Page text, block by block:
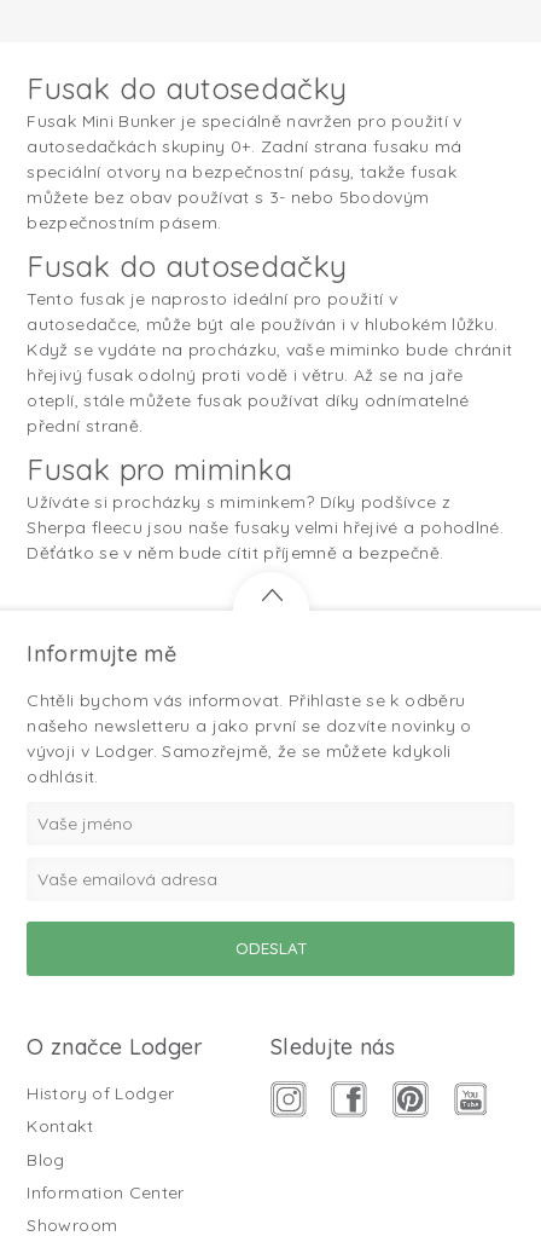
Fusak do autosedačky
Fusak Mini Bunker je speciálně navržen pro použití v
autosedačkách skupiny 0+. Zadní strana fusaku má
speciální otvory na bezpečnostní pásy, takže fusak
můžete bez obav používat s 3- nebo 5bodovým
bezpečnostním pásem.
Fusak do autosedačky
Tento fusak je naprosto ideální pro použití v
autosedačce, může být ale používán i v hlubokém lůžku.
Když se vydáte na procházku, vaše miminko bude chránit
hřejivý fusak odolný proti vodě i větru. Až se na jaře
oteplí, stále můžete fusak používat díky odnímatelné
přední straně.
Fusak pro miminka
Užíváte si procházky s miminkem? Díky podšívce z
Sherpa fleecu jsou naše fusaky velmi hřejivé a pohodlné.
Děťátko se v něm bude cítit příjemně a bezpečně.
Informujte mě
Chtěli bychom vás informovat. Přihlaste se k odběru
našeho newsletteru a jako první se dozvíte novinky o
vývoji v Lodger. Samozřejmě, že se můžete kdykoli
odhlásit.
O značce Lodger
History of Lodger
Kontakt
Blog
Information Center
Showroom
Sledujte nás